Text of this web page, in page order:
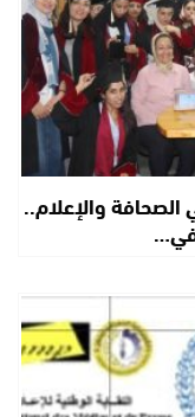
الصحافة والإعلام..